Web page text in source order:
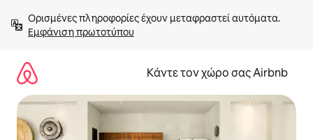
στο
περιεχόμενοΕμφάνιση πρωτοτύπου
Κάντε τον χώρο σας Airbnb